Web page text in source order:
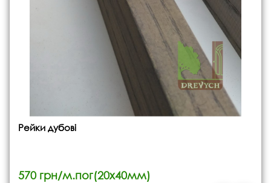
Рейки дубові
570 грн/м.пог(20х40мм)